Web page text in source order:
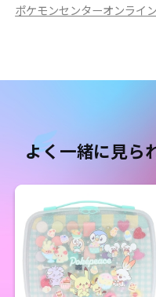
ポケモンセンターオンライン
よく一緒に見ら